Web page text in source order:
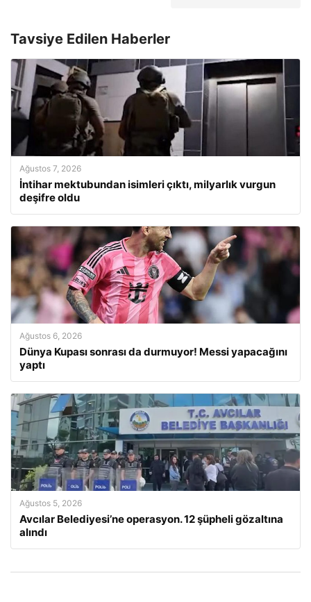
Tavsiye Edilen Haberler
Ağustos 7, 2026
İntihar mektubundan isimleri çıktı, milyarlık vurgun
deşifre oldu
Ağustos 6, 2026
Dünya Kupası sonrası da durmuyor! Messi yapacağını
yaptı
Ağustos 5, 2026
Avcılar Belediyesi’ne operasyon. 12 şüpheli gözaltına
alındı